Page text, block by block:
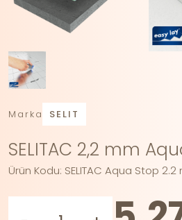
Marka SELIT
SELITAC 2,2 mm
Ürün Kodu: SELITAC Aqua Stop 2.2